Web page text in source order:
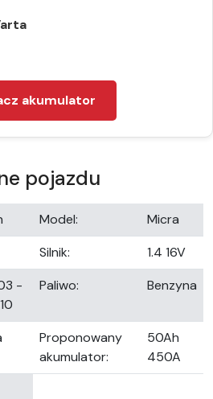
akumulator
pojazdu
Model:
Micra
Silnik:
1.4 16V
-
Paliwo: Benzyna
Proponowany
akumulator:
50Ah
450A